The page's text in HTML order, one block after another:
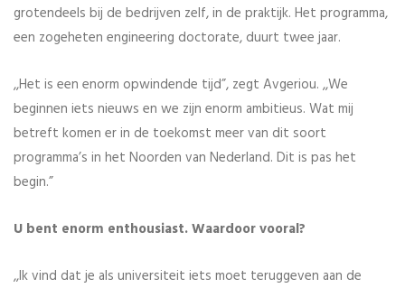
grotendeels bij de bedrijven zelf, in de praktijk. Het programma,
een zogeheten engineering doctorate, duurt twee jaar.
,,Het is een enorm opwindende tijd”, zegt Avgeriou. ,,We
beginnen iets nieuws en we zijn enorm ambitieus. Wat mij
betreft komen er in de toekomst meer van dit soort
programma’s in het Noorden van Nederland. Dit is pas het
begin.”
U bent enorm enthousiast. Waardoor vooral?
,,Ik vind dat je als universiteit iets moet teruggeven aan de